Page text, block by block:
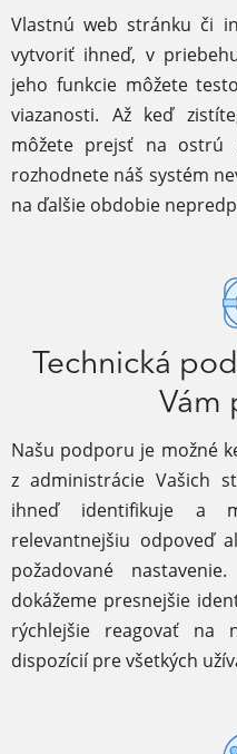
Vlastnú web stránku či
vytvoriť ihneď, v
jeho funkcie môžete
viazanosti. Až keď
môžete prejsť na ostrú
rozhodnete náš systém
na ďalšie obdobie
Technická
Vám
Našu podporu je možné
z administrácie Vašich
ihneď identifikuje a
relevantnejšiu odpoveď
požadované
dokážeme presnejšie
rýchlejšie reagovať na
dispozícií pre všetkých